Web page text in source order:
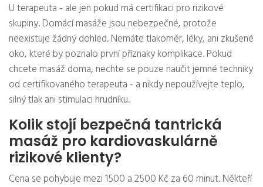
U terapeuta - ale jen pokud má certifikaci pro rizikové
skupiny. Domácí masáže jsou nebezpečné, protože
neexistuje žádný dohled. Nemáte tlakoměr, léky, ani zkušené
oko, které by poznalo první příznaky komplikace. Pokud
chcete masáž doma, nechte se pouze naučit jemné techniky
od certifikovaného terapeuta - a nikdy nepoužívejte teplo,
silný tlak ani stimulaci hrudníku.
Kolik stojí bezpečná tantrická
masáž pro kardiovaskulárně
rizikové klienty?
Cena se pohybuje mezi 1500 a 2500 Kč za 60 minut. Někteří